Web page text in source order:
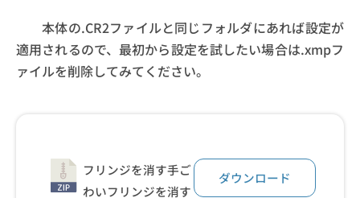
本体の.CR2ファイルと同じフォルダにあれば設定が
適用されるので、最初から設定を試したい場合は.xmpフ
ァイルを削除してみてください。
フリンジを消す手ご
わいフリンジを消す
ダウンロード